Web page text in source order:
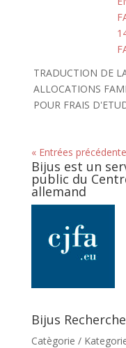
TRADUCTION DE
ALLOCATIONS
POUR FRAIS
« Entrées
Bijus est un
public du
allemand
Bijus Recherche
Catègorie /